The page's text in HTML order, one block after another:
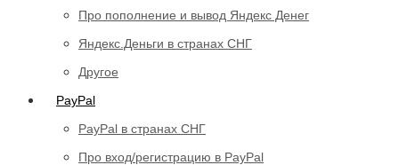
Про пополнение и вывод Яндекс Денег
Яндекс.Деньги в странах СНГ
Другое
PayPal
PayPal в странах СНГ
Про вход/регистрацию в PayPal